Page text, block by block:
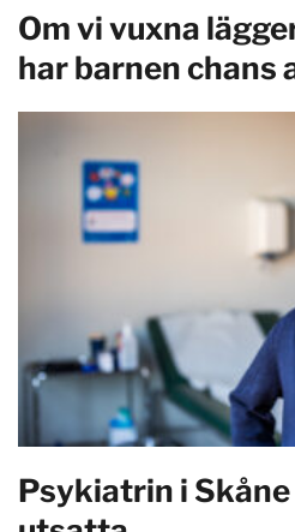
Om vi vuxna
har barnen chans
Psykiatrin i